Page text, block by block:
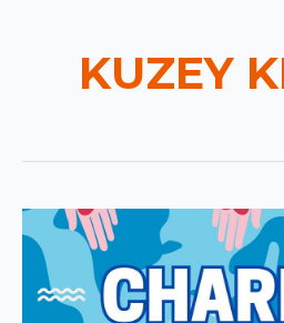
KUZEY